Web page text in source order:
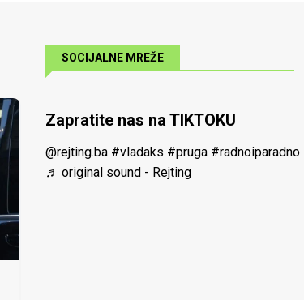
SOCIJALNE MREŽE
Zapratite nas na TIKTOKU
@rejting.ba #vladaks #pruga #radnoiparadno
♬ original sound - Rejting